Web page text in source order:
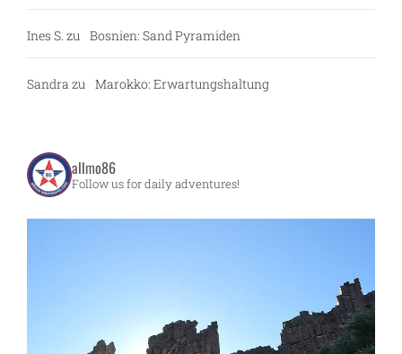
Ines S. zu Bosnien: Sand Pyramiden
Sandra zu Marokko: Erwartungshaltung
allmo86
Follow us for daily adventures!